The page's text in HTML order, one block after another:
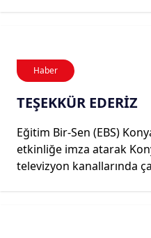
Haber
TEŞEKKÜR EDERİZ
Eğitim Bir-Sen (EBS)
etkinliğe imza atarak
televizyon kanallarında